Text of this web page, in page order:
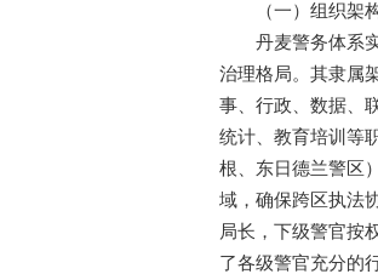
（一）组织架构
丹麦警务体系实
治理格局。其隶属
事、行政、数据、
统计、教育培训等
根、东日德兰警区
域，确保跨区执法
局长，下级警官按
了各级警官充分的